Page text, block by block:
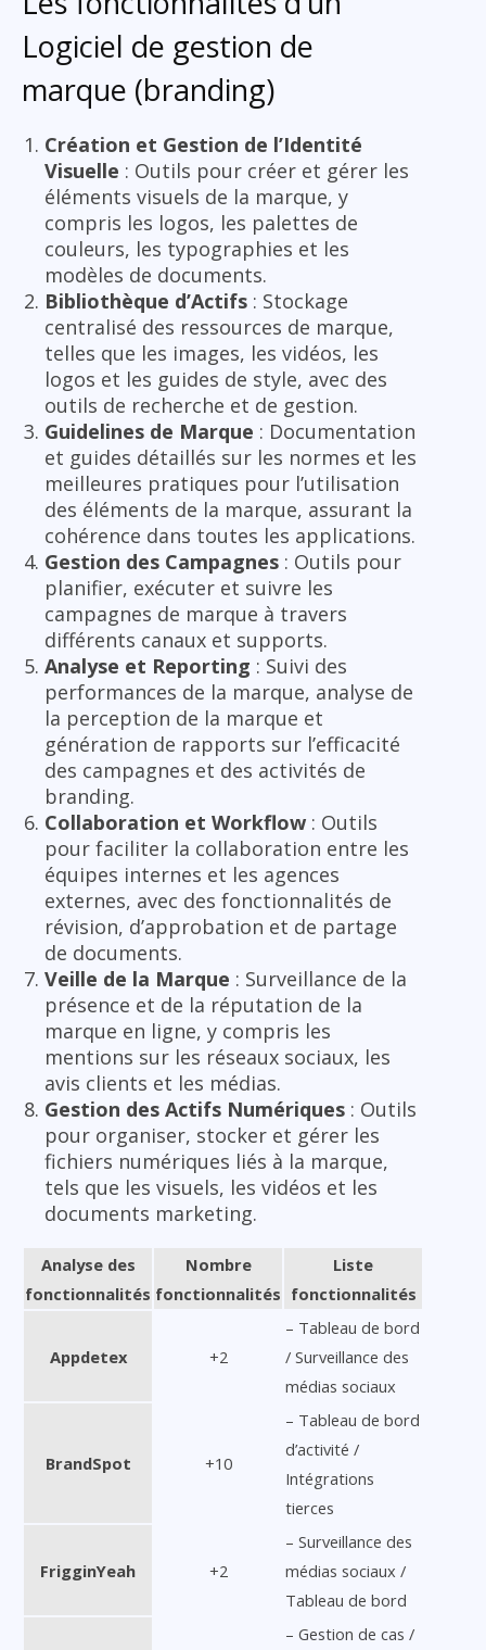
Logiciel de gestion de
marque (branding)
Création et Gestion de l’Identité
Visuelle : Outils pour créer et gérer les
éléments visuels de la marque, y
compris les logos, les palettes de
couleurs, les typographies et les
modèles de documents.
Bibliothèque d’Actifs : Stockage
centralisé des ressources de marque,
telles que les images, les vidéos, les
logos et les guides de style, avec des
outils de recherche et de gestion.
Guidelines de Marque : Documentation
et guides détaillés sur les normes et les
meilleures pratiques pour l’utilisation
des éléments de la marque, assurant la
cohérence dans toutes les applications.
Gestion des Campagnes : Outils pour
planifier, exécuter et suivre les
campagnes de marque à travers
différents canaux et supports.
Analyse et Reporting : Suivi des
performances de la marque, analyse de
la perception de la marque et
génération de rapports sur l’efficacité
des campagnes et des activités de
branding.
Collaboration et Workflow : Outils
pour faciliter la collaboration entre les
équipes internes et les agences
externes, avec des fonctionnalités de
révision, d’approbation et de partage
de documents.
Veille de la Marque : Surveillance de la
présence et de la réputation de la
marque en ligne, y compris les
mentions sur les réseaux sociaux, les
avis clients et les médias.
Gestion des Actifs Numériques : Outils
pour organiser, stocker et gérer les
fichiers numériques liés à la marque,
tels que les visuels, les vidéos et les
documents marketing.
Analyse des
fonctionnalités
Nombre
fonctionnalités
Liste
fonctionnalités
Appdetex +2
– Tableau de bord
/ Surveillance des
médias sociaux
BrandSpot +10
– Tableau de bord
d’activité /
Intégrations
tierces
FrigginYeah +2
– Surveillance des
médias sociaux /
Tableau de bord
– Gestion de cas /